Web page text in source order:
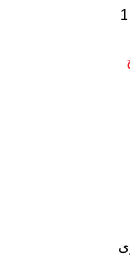
/ حوض غسيل 1